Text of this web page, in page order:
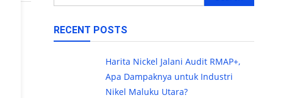
for:
RECENT POSTS
Harita Nickel Jalani Audit RMAP+,
Apa Dampaknya untuk Industri
Nikel Maluku Utara?